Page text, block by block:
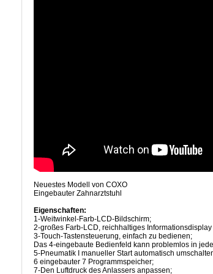
Neuestes Modell von COXO
Eingebauter Zahnarztstuhl
Eigenschaften:
1-Weitwinkel-Farb-LCD-Bildschirm;
2-großes Farb-LCD, reichhaltiges Informationsdisplay
3-Touch-Tastensteuerung, einfach zu bedienen;
Das 4-eingebaute Bedienfeld kann problemlos in
5-Pneumatik I manueller Start automatisch
6 eingebauter 7 Programmspeicher;
7-Den Luftdruck des Anlassers anpassen;